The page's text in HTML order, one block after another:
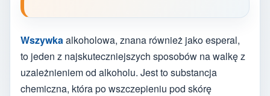
Wszywka alkoholowa, znana również jako esperal,
to jeden z najskuteczniejszych sposobów na walkę z
uzależnieniem od alkoholu. Jest to substancja
chemiczna, która po wszczepieniu pod skórę